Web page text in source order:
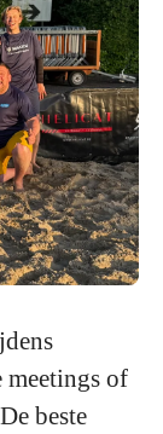
of
beste